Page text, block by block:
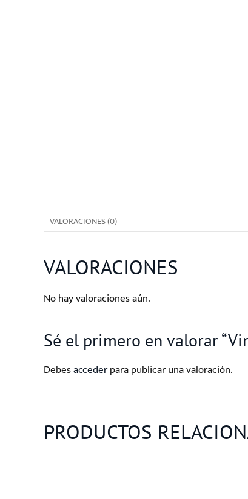
VALORACIONES (0)
VALORACIONES
No hay valoraciones aún.
Sé el primero en valorar
Debesaccederpara publicar una valoración.
PRODUCTOS